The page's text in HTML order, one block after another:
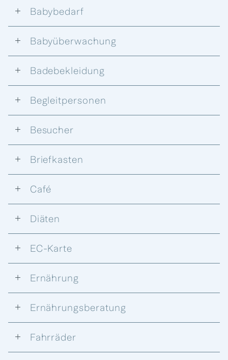
Babybedarf
Babyüberwachung
Badebekleidung
Begleitpersonen
Besucher
Briefkasten
Café
Diäten
EC-Karte
Ernährung
Ernährungsberatung
Fahrräder